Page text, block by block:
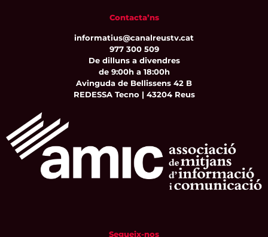
Contacta’ns
informatius@canalreustv.cat
977 300 509
De dilluns a divendres
de 9:00h a 18:00h
Avinguda de Bellissens 42 B
REDESSA Tecno | 43204 Reus
Segueix-nos